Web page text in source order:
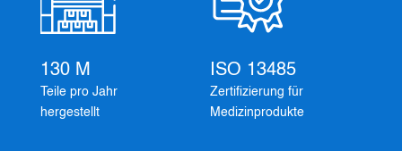
130 M
Teile pro Jahr
hergestellt
ISO 13485
Zertifizierung für
Medizinprodukte